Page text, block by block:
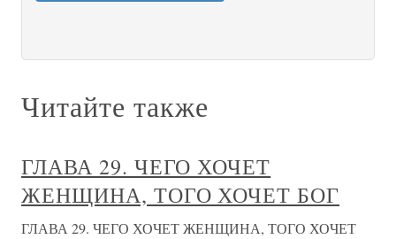
Читайте также
ГЛАВА 29. ЧЕГО ХОЧЕТ
ЖЕНЩИНА, ТОГО ХОЧЕТ БОГ
ГЛАВА 29. ЧЕГО ХОЧЕТ ЖЕНЩИНА, ТОГО ХОЧЕТ